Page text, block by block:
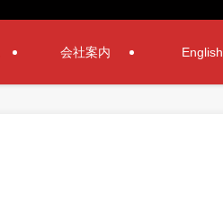
会社案内 English